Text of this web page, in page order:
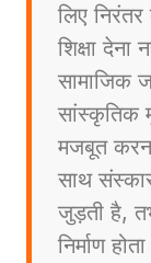
लिए
शिक्षा
सामाजिक
सांस्कृतिक
मजबूत
साथ
जुड़ती है,
निर्माण